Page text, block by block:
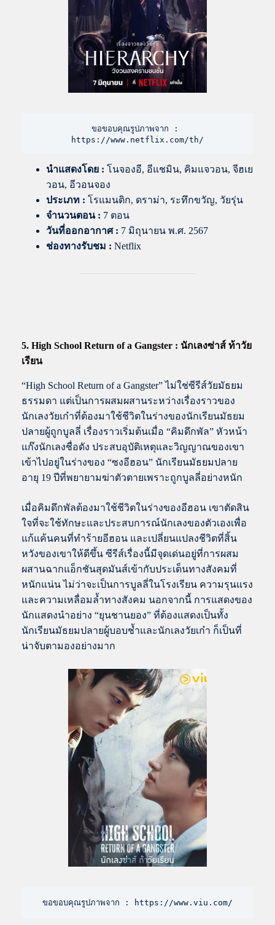
ขอขอบคุณรูปภาพจาก :
https://www.netflix.com/th/
นำแสดงโดย : โนจองอี, อีแชมิน, คิมแจวอน, จีฮเย
วอน, อีวอนจอง
ประเภท : โรแมนติก, ดราม่า, ระทึกขวัญ, วัยรุ่น
จำนวนตอน : 7 ตอน
วันที่ออกอากาศ : 7 มิถุนายน พ.ศ. 2567
ช่องทางรับชม : Netflix
5. High School Return of a Gangster : นักเลงซ่าส์ ท้าวัย
เรียน
“High School Return of a Gangster” ไม่ใช่ซีรีส์วัยมัธยม
ธรรมดา แต่เป็นการผสมผสานระหว่างเรื่องราวของ
นักเลงวัยเก๋าที่ต้องมาใช้ชีวิตในร่างของนักเรียนมัธยม
ปลายผู้ถูกบูลลี่ เรื่องราวเริ่มต้นเมื่อ “คิมดึกพัล” หัวหน้า
แก๊งนักเลงชื่อดัง ประสบอุบัติเหตุและวิญญาณของเขา
เข้าไปอยู่ในร่างของ “ซงอีฮอน” นักเรียนมัธยมปลาย
อายุ 19 ปีที่พยายามฆ่าตัวตายเพราะถูกบูลลี่อย่างหนัก
เมื่อคิมดึกพัลต้องมาใช้ชีวิตในร่างของอีฮอน เขาตัดสิน
ใจที่จะใช้ทักษะและประสบการณ์นักเลงของตัวเองเพื่อ
แก้แค้นคนที่ทำร้ายอีฮอน และเปลี่ยนแปลงชีวิตที่สิ้น
หวังของเขาให้ดีขึ้น ซีรีส์เรื่องนี้มีจุดเด่นอยู่ที่การผสม
ผสานฉากแอ็กชันสุดมันส์เข้ากับประเด็นทางสังคมที่
หนักแน่น ไม่ว่าจะเป็นการบูลลี่ในโรงเรียน ความรุนแรง
และความเหลื่อมล้ำทางสังคม นอกจากนี้ การแสดงของ
นักแสดงนำอย่าง “ยุนชานยอง” ที่ต้องแสดงเป็นทั้ง
นักเรียนมัธยมปลายผู้บอบช้ำและนักเลงวัยเก๋า ก็เป็นที่
น่าจับตามองอย่างมาก
ขอขอบคุณรูปภาพจาก : https://www.viu.com/